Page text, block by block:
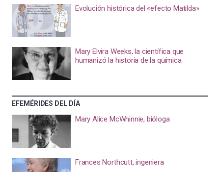
Evolución histórica del «efecto Matilda»
Mary Elvira Weeks, la científica que
humanizó la historia de la química
EFEMÉRIDES DEL DÍA
Mary Alice McWhinnie, bióloga
Frances Northcutt, ingeniera